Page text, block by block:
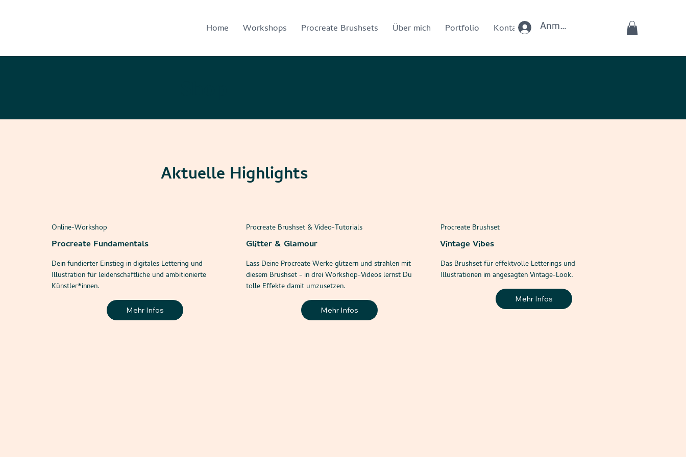
Home Workshops Procreate Brushsets Über mich Portfolio Kontakt Anmelden
Aktuelle Highlights
Online-Workshop
Procreate Fundamentals
Dein fundierter Einstieg in digitales Lettering und
Illustration für leidenschaftliche und ambitionierte
Künstler*innen.
Mehr Infos
Procreate Brushset & Video-Tutorials
Glitter & Glamour
Lass Deine Procreate Werke glitzern und strahlen mit
diesem Brushset - in drei Workshop-Videos lernst Du
tolle Effekte damit umzusetzen.
Mehr Infos
Procreate Brushset
Vintage Vibes
Das Brushset für effektvolle Letterings und
Illustrationen im angesagten Vintage-Look.
Mehr Infos